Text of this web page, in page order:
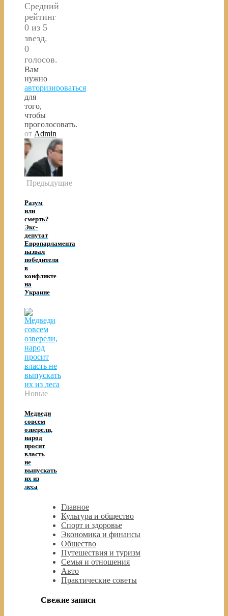
Средний
рейтинг
0 из 5
звезд.
0
голосов.
Вам
нужно
авторизироваться
для
того,
чтобы
проголосовать.
от Admin
Предыдущие
Разум
или
смерть?
Экс-
депутат
Европарламента
назвал
победителя
в
конфликте
на
Украине
Новые
Медведи
совсем
озверели,
народ
просит
власть
не
выпускать
их из
леса
Главное
Культура и общество
Спорт и здоровье
Экономика и финансы
Общество
Путешествия и туризм
Семья и отношения
Авто
Практические советы
Свежие записи